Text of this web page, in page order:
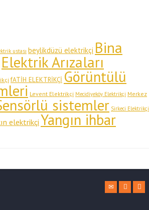
ustası beylikdüzü elektrikçi Bina
Elektrik Arızaları
fATİH ELEKTRİKÇİ Görüntülü
Levent Elektrikçi Mecidiyeköy Elektrikçi Merkez
sistemler Sirkeci Elektrikçi
elektrikçi Yangın ihbar